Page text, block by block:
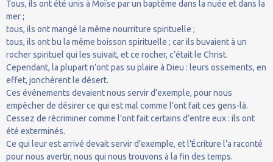
Tous, ils ont été unis à Moïse par un baptême dans la nuée et dans la
mer ;
tous, ils ont mangé la même nourriture spirituelle ;
tous, ils ont bu la même boisson spirituelle ; car ils buvaient à un
rocher spirituel qui les suivait, et ce rocher, c’était le Christ.
Cependant, la plupart n’ont pas su plaire à Dieu : leurs ossements, en
effet, jonchèrent le désert.
Ces événements devaient nous servir d’exemple, pour nous
empêcher de désirer ce qui est mal comme l’ont fait ces gens-là.
Cessez de récriminer comme l’ont fait certains d’entre eux : ils ont
été exterminés.
Ce qui leur est arrivé devait servir d’exemple, et l’Écriture l’a raconté
pour nous avertir, nous qui nous trouvons à la fin des temps.